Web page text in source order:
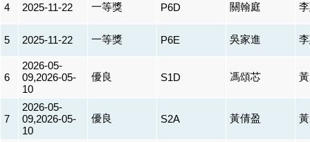
4 2025-11-22 一等獎 P6D 關翰庭
5 2025-11-22 一等獎 P6E 吳家進
6
2026-05-
09,2026-05-
10
優良 S1D 馮頌芯
7
2026-05-
09,2026-05-
10
優良 S2A 黃倩盈